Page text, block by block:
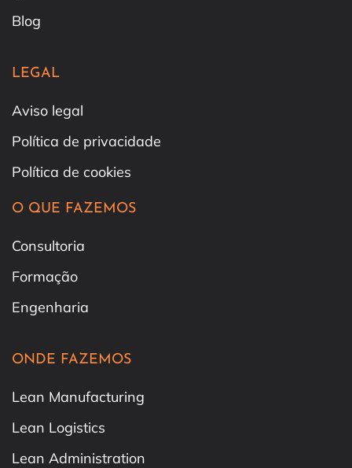
Blog
LEGAL
Aviso legal
Política de privacidade
Política de cookies
O QUE FAZEMOS
Consultoria
Formação
Engenharia
ONDE FAZEMOS
Lean Manufacturing
Lean Logistics
Lean Administration